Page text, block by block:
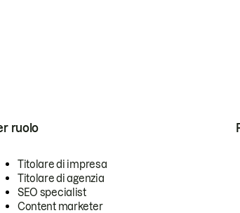
ruolo
Titolare di impresa
Titolare di agenzia
SEO specialist
Content marketer